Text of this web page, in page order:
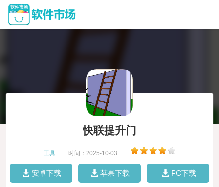
快联提升门
工具 时间：2025-10-03
安卓下载 苹果下载 PC下载